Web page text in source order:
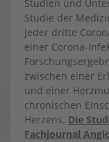
Studien und
Studie der
jeder dritte
einer Corona-
zwischen einer
und einer
chronischen
Herzens. Die
Fachjournal